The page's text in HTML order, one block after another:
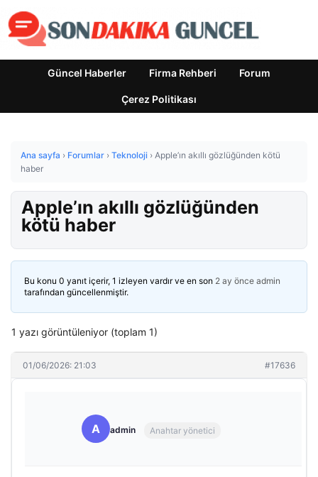
Güncel Haberler Firma Rehberi Forum
Çerez Politikası
Ana sayfa › Forumlar › Teknoloji › Apple’ın akıllı gözlüğünden kötü
haber
Apple’ın akıllı gözlüğünden
kötü haber
Bu konu 0 yanıt içerir, 1 izleyen vardır ve en son 2 ay önce admin
tarafından güncellenmiştir.
1 yazı görüntüleniyor (toplam 1)
01/06/2026: 21:03 #17636
A admin Anahtar yönetici